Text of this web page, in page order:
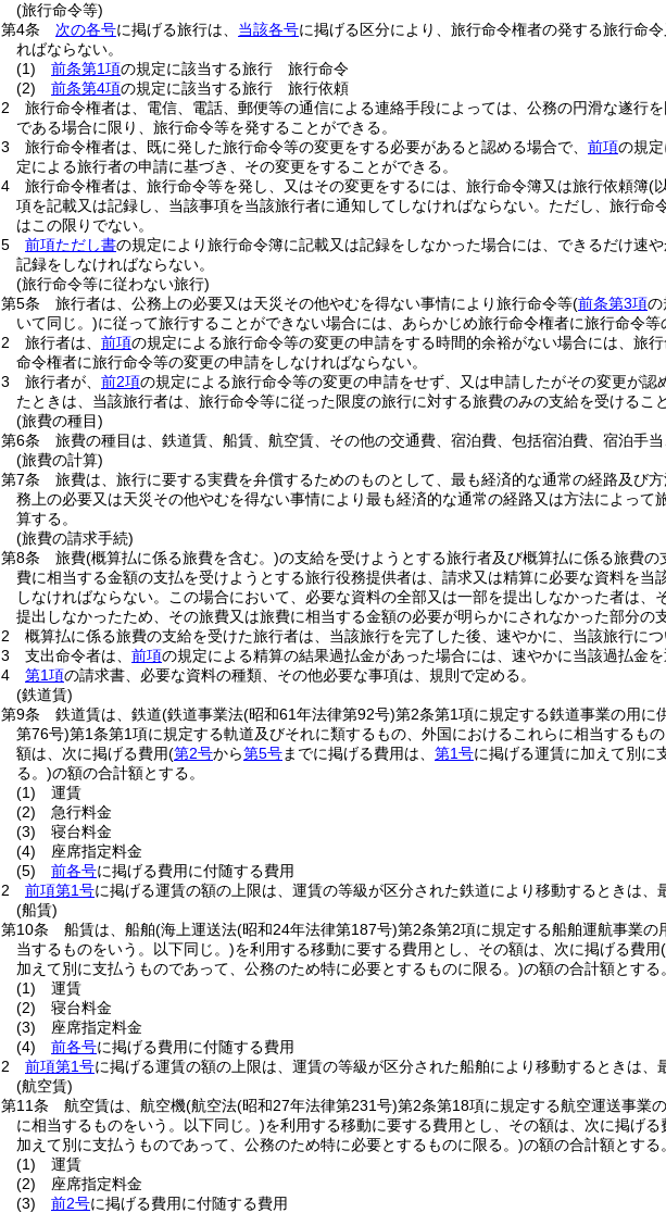
(旅行命令等)
第4条
次の各号に掲げる旅行は、 当該各号に掲げる区分により、旅行命令権者の発する旅行命
ればならない。
(1)
前条第1項の規定に該当する旅行 旅行命令
(2)
前条第4項の規定に該当する旅行 旅行依頼
2
旅行命令権者は、電信、電話、郵便等の通信による連絡手段によっては、公務の円滑な遂行
である場合に限り、旅行命令等を発することができる。
3
旅行命令権者は、既に発した旅行命令等の変更をする必要があると認める場合で、 前項の規
定による旅行者の申請に基づき、その変更をすることができる。
4
旅行命令権者は、旅行命令等を発し、又はその変更をするには、旅行命令簿又は旅行依頼簿(
項を記載又は記録し、当該事項を当該旅行者に通知してしなければならない。 ただし、旅行命
はこの限りでない。
5
前項ただし書の規定により旅行命令簿に記載又は記録をしなかった場合には、できるだけ速
記録をしなければならない。
(旅行命令等に従わない旅行)
第5条
旅行者は、公務上の必要又は天災その他やむを得ない事情により旅行命令等(前条第3項の
いて同じ。)に従って旅行することができない場合には、あらかじめ旅行命令権者に旅行命令等
2
旅行者は、 前項の規定による旅行命令等の変更の申請をする時間的余裕がない場合には、旅
命令権者に旅行命令等の変更の申請をしなければならない。
3
旅行者が、 前2項の規定による旅行命令等の変更の申請をせず、又は申請したがその変更が
たときは、当該旅行者は、旅行命令等に従った限度の旅行に対する旅費のみの支給を受けるこ
(旅費の種目)
第6条
旅費の種目は、鉄道賃、船賃、航空賃、その他の交通費、宿泊費、包括宿泊費、宿泊手
(旅費の計算)
第7条
旅費は、旅行に要する実費を弁償するためのものとして、最も経済的な通常の経路及び
務上の必要又は天災その他やむを得ない事情により最も経済的な通常の経路又は方法によっ
算する。
(旅費の請求手続)
第8条
旅費(概算払に係る旅費を含む。)の支給を受けようとする旅行者及び概算払に係る旅費
費に相当する金額の支払を受けようとする旅行役務提供者は、請求又は精算に必要な資料を当
しなければならない。
この場合において、必要な資料の全部又は一部を提出しなかった者は
提出しなかったため、その旅費又は旅費に相当する金額の必要が明らかにされなかった部分の
2
概算払に係る旅費の支給を受けた旅行者は、当該旅行を完了した後、速やかに、当該旅行につ
3
支出命令者は、 前項の規定による精算の結果過払金があった場合には、速やかに当該過払金を
4
第1項の請求書、必要な資料の種類、その他必要な事項は、規則で定める。
(鉄道賃)
第9条
鉄道賃は、鉄道(鉄道事業法(昭和61年法律第92号)第2条第1項に規定する鉄道事業の用に
第76号)第1条第1項に規定する軌道及びそれに類するもの、外国におけるこれらに相当するも
額は、次に掲げる費用(第2号から第5号までに掲げる費用は、 第1号に掲げる運賃に加えて別に
る。)の額の合計額とする。
(1)
運賃
(2)
急行料金
(3)
寝台料金
(4)
座席指定料金
(5)
前各号に掲げる費用に付随する費用
2
前項第1号に掲げる運賃の額の上限は、運賃の等級が区分された鉄道により移動するときは、
(船賃)
第10条
船賃は、船舶(海上運送法(昭和24年法律第187号)第2条第2項に規定する船舶運航事業
当するものをいう。以下同じ。)を利用する移動に要する費用とし、その額は、次に掲げる費用(
加えて別に支払うものであって、公務のため特に必要とするものに限る。)の額の合計額とする。
(1)
運賃
(2)
寝台料金
(3)
座席指定料金
(4)
前各号に掲げる費用に付随する費用
2
前項第1号に掲げる運賃の額の上限は、運賃の等級が区分された船舶により移動するときは、
(航空賃)
第11条
航空賃は、航空機(航空法(昭和27年法律第231号)第2条第18項に規定する航空運送事業
に相当するものをいう。以下同じ。)を利用する移動に要する費用とし、その額は、次に掲げる
加えて別に支払うものであって、公務のため特に必要とするものに限る。)の額の合計額とする。
(1)
運賃
(2)
座席指定料金
(3)
前2号に掲げる費用に付随する費用